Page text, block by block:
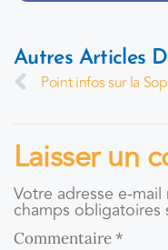
Autres Articles
Laisser un
Votre adresse e-
champs obligatoires
Commentaire*